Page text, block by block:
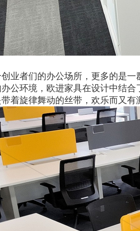
业者们的办公场所，更多的是
公环境，欧进家具在设计中结
着旋律舞动的丝带，欢乐而又